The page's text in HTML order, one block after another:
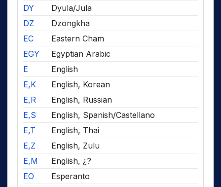
DY
Dyula/Jula
DZ
Dzongkha
EC
Eastern Cham
EGY
Egyptian Arabic
E
English
E,K
English, Korean
E,R
English, Russian
E,S
English, Spanish/Castellano
E,T
English, Thai
E,Z
English, Zulu
E,M
English, ¿?
EO
Esperanto